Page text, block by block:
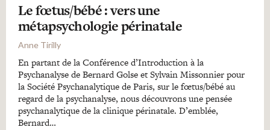
Le fœtus/bébé : vers une
métapsychologie périnatale
Anne Tirilly
En partant de la Conférence d’Introduction à la
Psychanalyse de Bernard Golse et Sylvain Missonnier pour
la Société Psychanalytique de Paris, sur le fœtus/bébé au
regard de la psychanalyse, nous découvrons une pensée
psychanalytique de la clinique périnatale. D’emblée,
Bernard…